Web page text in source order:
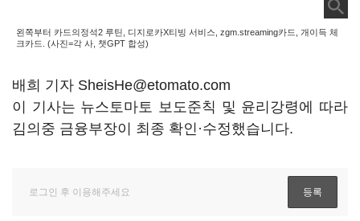
왼쪽부터 카드의정석2 루틴, 디지로카X티빙 서비스, zgm.streaming카드, 개이득 체
크카드. (사진=각 사, 챗GPT 합성)
배희 기자 SheisHe@etomato.com
이 기사는 뉴스토마토 보도준칙 및 윤리강령에 따라
김의중 금융부장이 최종 확인·수정했습니다.